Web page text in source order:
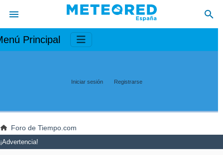
Principal
Iniciar sesión Registrarse
Foro de Tiempo.com
¡Advertencia!